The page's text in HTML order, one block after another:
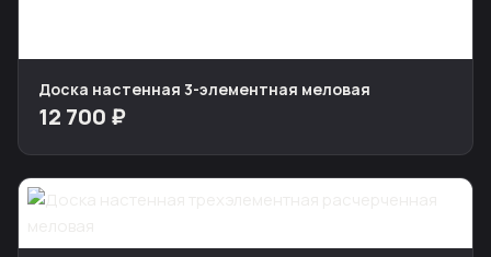
Доска настенная 3-элементная меловая
12 700 ₽